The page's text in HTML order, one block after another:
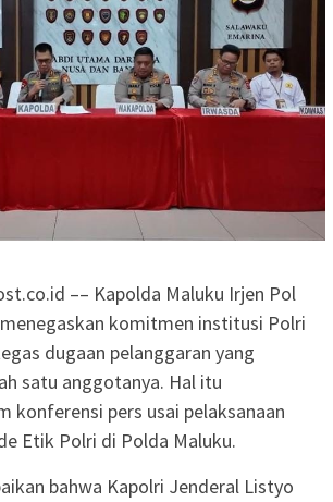
–– Kapolda Maluku Irjen Pol
komitmen institusi Polri
dugaan pelanggaran yang
satu anggotanya. Hal itu
konferensi pers usai pelaksanaan
Etik Polri di Polda Maluku.
bahwa Kapolri Jenderal Listyo